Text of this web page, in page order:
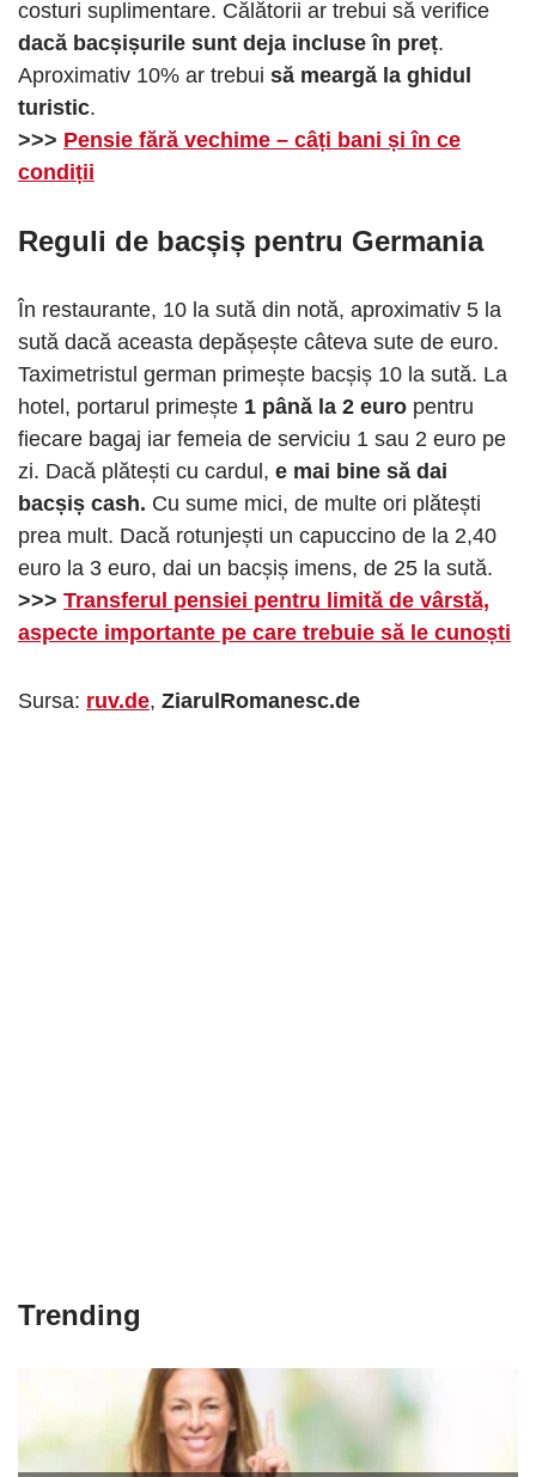
costuri suplimentare. Călătorii ar trebui să verifice
dacă bacșișurile sunt deja incluse în preț.
Aproximativ 10% ar trebui să meargă la ghidul
turistic.
>>> Pensie fără vechime – câți bani și în ce
condiții
Reguli de bacșiș pentru Germania
În restaurante, 10 la sută din notă, aproximativ 5 la
sută dacă aceasta depășește câteva sute de euro.
Taximetristul german primește bacșiș 10 la sută. La
hotel, portarul primește 1 până la 2 euro pentru
fiecare bagaj iar femeia de serviciu 1 sau 2 euro pe
zi. Dacă plătești cu cardul, e mai bine să dai
bacșiș cash. Cu sume mici, de multe ori plătești
prea mult. Dacă rotunjești un capuccino de la 2,40
euro la 3 euro, dai un bacșiș imens, de 25 la sută.
>>> Transferul pensiei pentru limită de vârstă,
aspecte importante pe care trebuie să le cunoști
Sursa: ruv.de, ZiarulRomanesc.de
Trending